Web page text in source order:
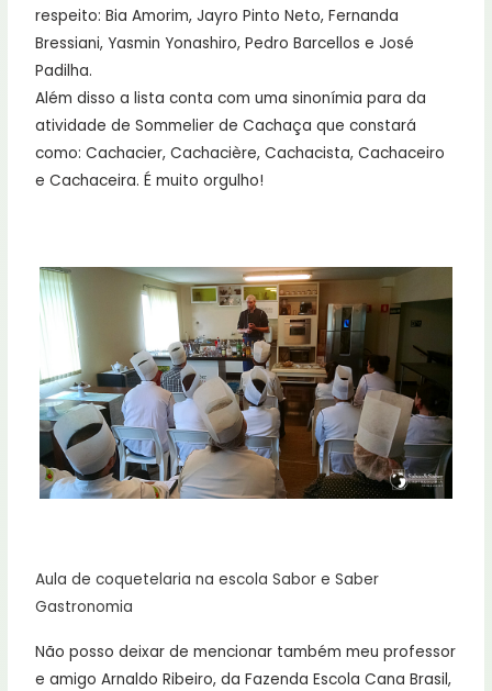
respeito: Bia Amorim, Jayro Pinto Neto, Fernanda
Bressiani, Yasmin Yonashiro, Pedro Barcellos e José
Padilha.
Além disso a lista conta com uma sinonímia para da
atividade de Sommelier de Cachaça que constará
como: Cachacier, Cachacière, Cachacista, Cachaceiro
e Cachaceira. É muito orgulho!
Aula de coquetelaria na escola Sabor e Saber
Gastronomia
Não posso deixar de mencionar também meu professor
e amigo Arnaldo Ribeiro, da Fazenda Escola Cana Brasil,